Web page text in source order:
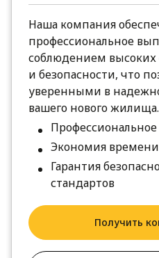
Наша компания
профессиональное
соблюдением высоких
и безопасности, что
уверенными в
вашего нового жилища.
Экономия
Гарантия
стандартов
Получить